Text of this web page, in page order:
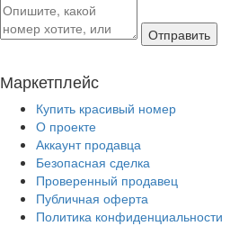
Отправить
Маркетплейс
Купить красивый номер
О проекте
Аккаунт продавца
Безопасная сделка
Проверенный продавец
Публичная оферта
Политика конфиденциальности